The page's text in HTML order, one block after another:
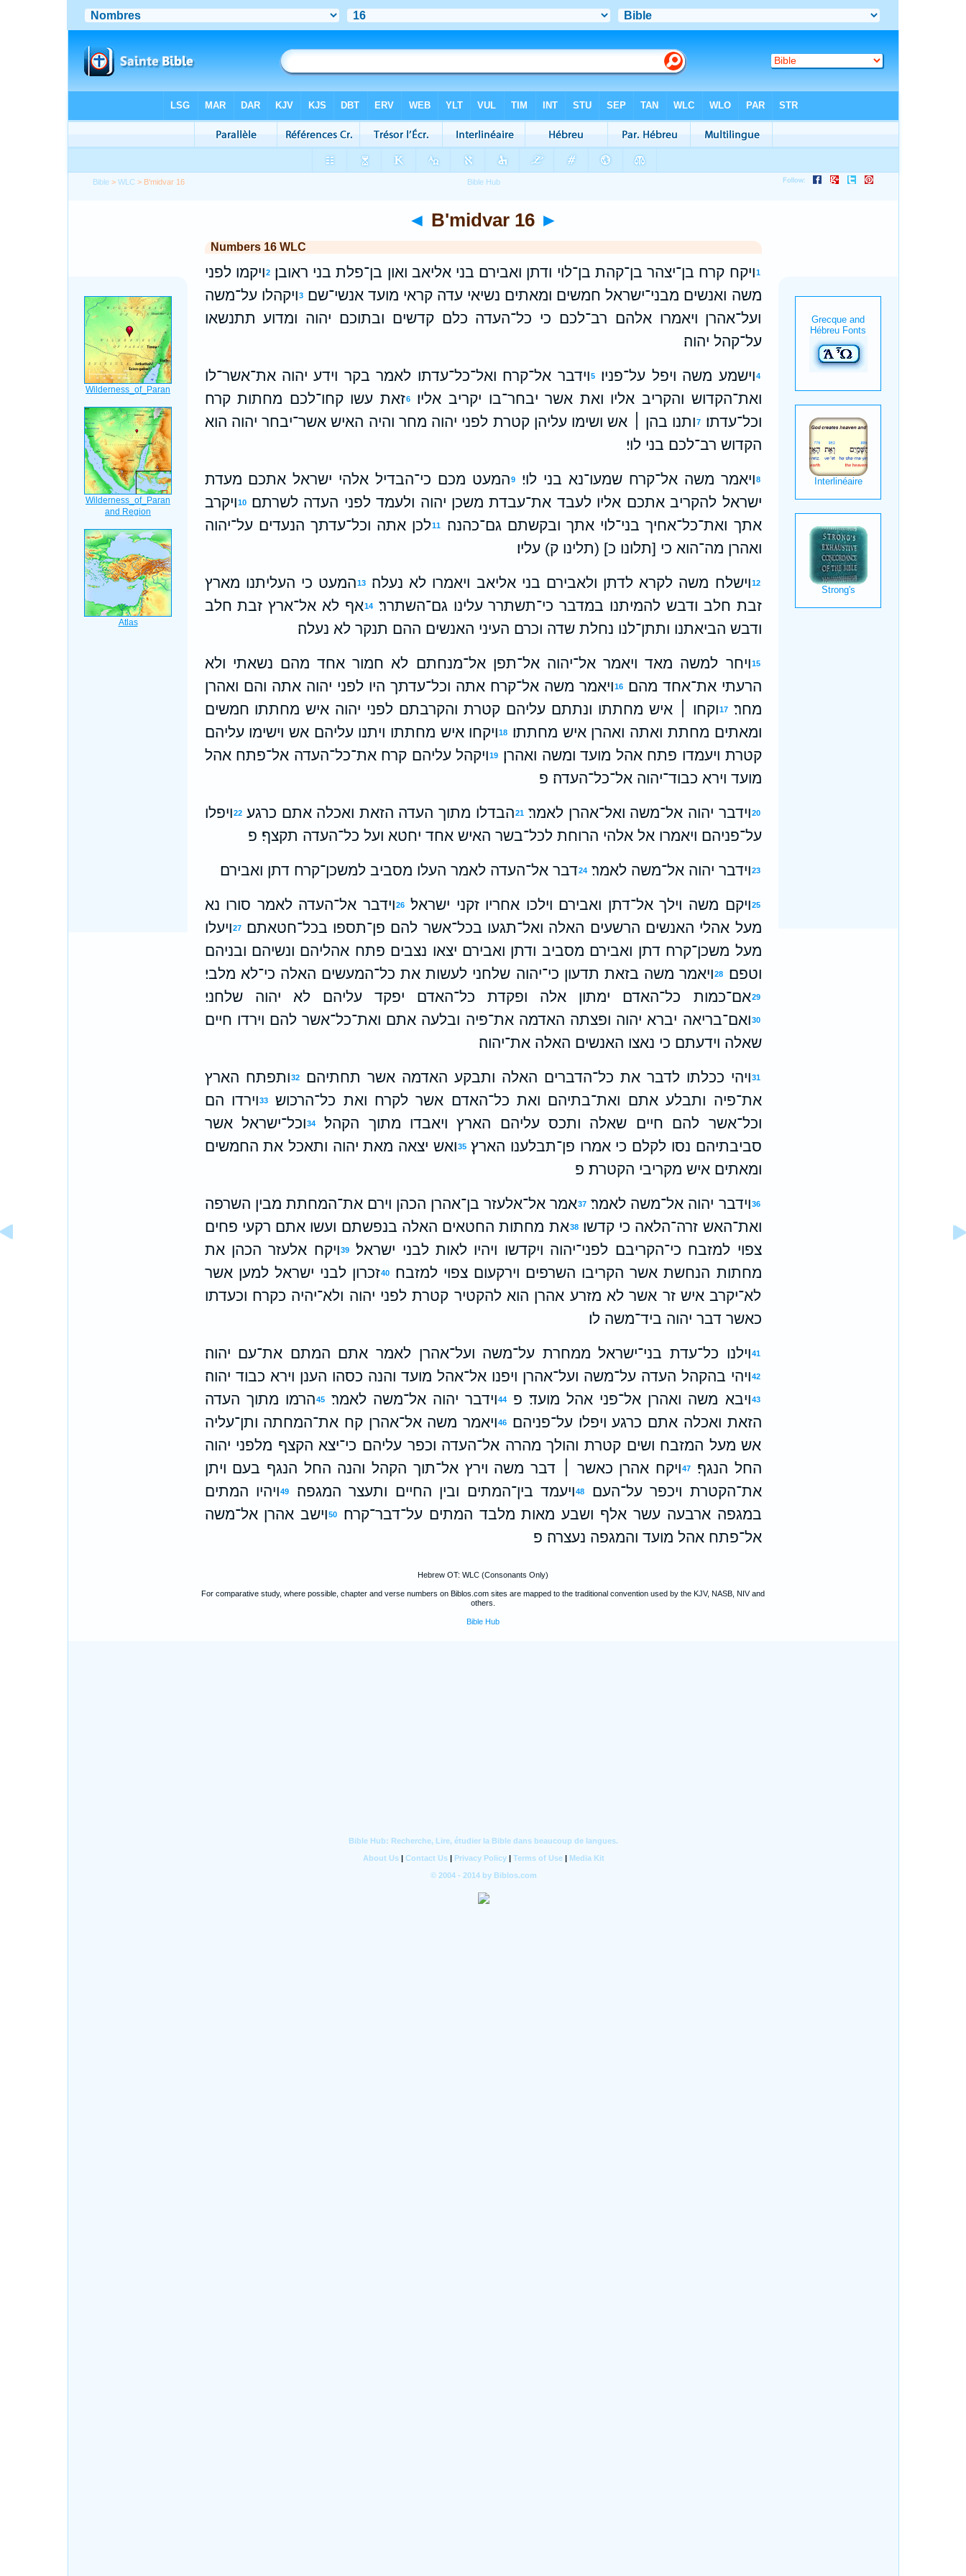
Bible >WLC > B'midvar 16
◄ B'midvar 16 ►
Numbers 16 WLC
1ויקח קרח בן־יצהר בן־קהת בן־לוי ודתן ואבירם בני אליאב ואון בן־פלת בני ראובן׃ 2ויקמו לפני
משה ואנשים מבני־ישראל חמשים ומאתים נשיאי עדה קראי מועד אנשי־שם׃
3ויקהלו על־משה
ועל־אהרן ויאמרו אלהם רב־לכם כי כל־העדה כלם קדשים ובתוכם יהוה ומדוע תתנשאו
על־קהל יהוה׃
4וישמע משה ויפל על־פניו׃ 5וידבר אל־קרח ואל־כל־עדתו לאמר בקר וידע יהוה את־אשר־לו
ואת־הקדוש והקריב אליו ואת אשר יבחר־בו יקריב אליו׃
6זאת עשו קחו־לכם מחתות קרח
וכל־עדתו׃
7ותנו בהן ׀ אש ושימו עליהן קטרת לפני יהוה מחר והיה האיש אשר־יבחר יהוה הוא
הקדוש רב־לכם בני לוי׃
8ויאמר משה אל־קרח שמעו־נא בני לוי׃ 9המעט מכם כי־הבדיל אלהי ישראל אתכם מעדת
ישראל להקריב אתכם אליו לעבד את־עבדת משכן יהוה ולעמד לפני העדה לשרתם׃
10ויקרב
אתך ואת־כל־אחיך בני־לוי אתך ובקשתם גם־כהנה׃
11לכן אתה וכל־עדתך הנעדים על־יהוה
ואהרן מה־הוא כי [תלונו כ] (תלינו ק) עליו׃
12וישלח משה לקרא לדתן ולאבירם בני אליאב ויאמרו לא נעלה׃ 13המעט כי העליתנו מארץ
זבת חלב ודבש להמיתנו במדבר כי־תשתרר עלינו גם־השתרר׃
14אף לא אל־ארץ זבת חלב
ודבש הביאתנו ותתן־לנו נחלת שדה וכרם העיני האנשים ההם תנקר לא נעלה׃
15ויחר למשה מאד ויאמר אל־יהוה אל־תפן אל־מנחתם לא חמור אחד מהם נשאתי ולא
הרעתי את־אחד מהם׃
16ויאמר משה אל־קרח אתה וכל־עדתך היו לפני יהוה אתה והם ואהרן
מחר׃
17וקחו ׀ איש מחתתו ונתתם עליהם קטרת והקרבתם לפני יהוה איש מחתתו חמשים
ומאתים מחתת ואתה ואהרן איש מחתתו׃
18ויקחו איש מחתתו ויתנו עליהם אש וישימו עליהם
קטרת ויעמדו פתח אהל מועד ומשה ואהרן׃
19 ויקהל עליהם קרח את־כל־העדה אל־פתח אהל
מועד וירא כבוד־יהוה אל־כל־העדה׃ פ
20וידבר יהוה אל־משה ואל־אהרן לאמר׃ 21הבדלו מתוך העדה הזאת ואכלה אתם כרגע׃ 22ויפלו
על־פניהם ויאמרו אל אלהי הרוחת לכל־בשר האיש אחד יחטא ועל כל־העדה תקצף׃ פ
23וידבר יהוה אל־משה לאמר׃ 24דבר אל־העדה לאמר העלו מסביב למשכן־קרח דתן ואבירם׃
25ויקם משה וילך אל־דתן ואבירם וילכו אחריו זקני ישראל׃ 26וידבר אל־העדה לאמר סורו נא
מעל אהלי האנשים הרשעים האלה ואל־תגעו בכל־אשר להם פן־תספו בכל־חטאתם׃
27ויעלו
מעל משכן־קרח דתן ואבירם מסביב ודתן ואבירם יצאו נצבים פתח אהליהם ונשיהם ובניהם
וטפם׃
28ויאמר משה בזאת תדעון כי־יהוה שלחני לעשות את כל־המעשים האלה כי־לא מלבי׃
29אם־כמות כל־האדם ימתון אלה ופקדת כל־האדם יפקד עליהם לא יהוה שלחני׃
30ואם־בריאה יברא יהוה ופצתה האדמה את־פיה ובלעה אתם ואת־כל־אשר להם וירדו חיים
שאלה וידעתם כי נאצו האנשים האלה את־יהוה׃
31ויהי ככלתו לדבר את כל־הדברים האלה ותבקע האדמה אשר תחתיהם׃ 32ותפתח הארץ
את־פיה ותבלע אתם ואת־בתיהם ואת כל־האדם אשר לקרח ואת כל־הרכוש׃
33וירדו הם
וכל־אשר להם חיים שאלה ותכס עליהם הארץ ויאבדו מתוך הקהל׃
34וכל־ישראל אשר
סביבתיהם נסו לקלם כי אמרו פן־תבלענו הארץ׃ 35ואש יצאה מאת יהוה ותאכל את החמשים
ומאתים איש מקריבי הקטרת׃ פ
36וידבר יהוה אל־משה לאמר׃ 37אמר אל־אלעזר בן־אהרן הכהן וירם את־המחתת מבין השרפה
ואת־האש זרה־הלאה כי קדשו׃
38את מחתות החטאים האלה בנפשתם ועשו אתם רקעי פחים
צפוי למזבח כי־הקריבם לפני־יהוה ויקדשו ויהיו לאות לבני ישראל׃
39ויקח אלעזר הכהן את
מחתות הנחשת אשר הקריבו השרפים וירקעום צפוי למזבח׃
40זכרון לבני ישראל למען אשר
לא־יקרב איש זר אשר לא מזרע אהרן הוא להקטיר קטרת לפני יהוה ולא־יהיה כקרח וכעדתו
כאשר דבר יהוה ביד־משה לו׃
41וילנו כל־עדת בני־ישראל ממחרת על־משה ועל־אהרן לאמר אתם המתם את־עם יהוה׃
42ויהי בהקהל העדה על־משה ועל־אהרן ויפנו אל־אהל מועד והנה כסהו הענן וירא כבוד יהוה׃
43ויבא משה ואהרן אל־פני אהל מועד׃ פ 44וידבר יהוה אל־משה לאמר׃ 45הרמו מתוך העדה
הזאת ואכלה אתם כרגע ויפלו על־פניהם׃
46ויאמר משה אל־אהרן קח את־המחתה ותן־עליה
אש מעל המזבח ושים קטרת והולך מהרה אל־העדה וכפר עליהם כי־יצא הקצף מלפני יהוה
החל הנגף׃
47ויקח אהרן כאשר ׀ דבר משה וירץ אל־תוך הקהל והנה החל הנגף בעם ויתן
את־הקטרת ויכפר על־העם׃
48ויעמד בין־המתים ובין החיים ותעצר המגפה׃ 49ויהיו המתים
במגפה ארבעה עשר אלף ושבע מאות מלבד המתים על־דבר־קרח׃
50וישב אהרן אל־משה
אל־פתח אהל מועד והמגפה נעצרה׃ פ
Hebrew OT: WLC (Consonants Only)
For comparative study, where possible, chapter and verse numbers on Biblos.com sites are mapped to the traditional convention used by the KJV, NASB, NIV and
others.
Bible Hub